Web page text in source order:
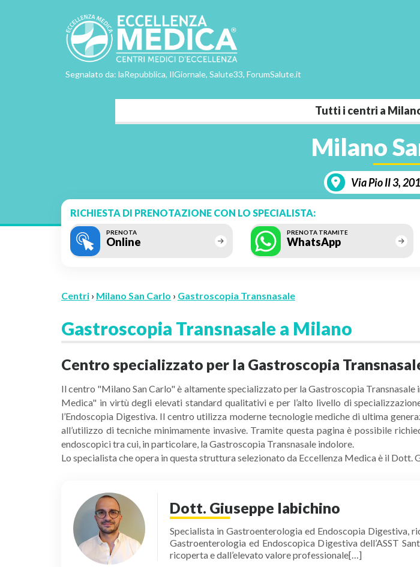
Segnalato da: laRepubblica, IlGiornale, Salute33, ForumSalute.it
Tutti i centri a
Milano
Via Pio II 3,
RICHIESTA DI PRENOTAZIONE CON LO SPECIALISTA:
PRENOTA
Online
PRENOTA TRAMITE
WhatsApp
Centri › Milano San Carlo › Gastroscopia Transnasale
Gastroscopia Transnasale a Milano
Centro specializzato per la Gastroscopia
Il centro "Milano San Carlo" è altamente specializzato per la Gastroscopia
Medica" in virtù degli elevati standard qualitativi e per l’alto livello di
l’Endoscopia Digestiva. Il centro utilizza moderne tecnologie mediche di ultima
all’utilizzo di tecniche minimamente invasive. Tramite questa pagina è possibile
endoscopici tra cui, in particolare, la Gastroscopia Transnasale indolore.
Lo specialista che opera in questa struttura selezionato da Eccellenza Medica è il Dott.
Dott. Giuseppe Iabichino
Specialista in Gastroenterologia ed Endoscopia
Gastroenterologia ed Endoscopica Digestiva dell’ASST
ricoperta e dall’elevato valore professionale[…]